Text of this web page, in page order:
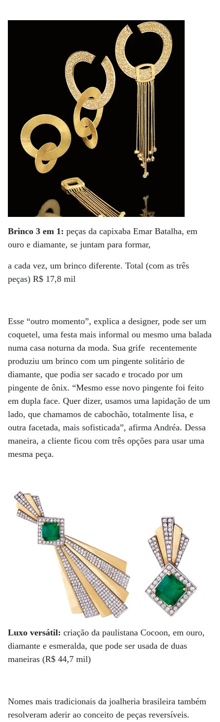
Brinco 3 em 1: peças da capixaba Emar Batalha, em
ouro e diamante, se juntam para formar,
a cada vez, um brinco diferente. Total (com as três
peças) R$ 17,8 mil
Esse “outro momento”, explica a designer, pode ser um
coquetel, uma festa mais informal ou mesmo uma balada
numa casa noturna da moda. Sua grife recentemente
produziu um brinco com um pingente solitário de
diamante, que podia ser sacado e trocado por um
pingente de ônix. “Mesmo esse novo pingente foi feito
em dupla face. Quer dizer, usamos uma lapidação de um
lado, que chamamos de cabochão, totalmente lisa, e
outra facetada, mais sofisticada”, afirma Andréa. Dessa
maneira, a cliente ficou com três opções para usar uma
mesma peça.
Luxo versátil: criação da paulistana Cocoon, em ouro,
diamante e esmeralda, que pode ser usada de duas
maneiras (R$ 44,7 mil)
Nomes mais tradicionais da joalheria brasileira também
resolveram aderir ao conceito de peças reversíveis.